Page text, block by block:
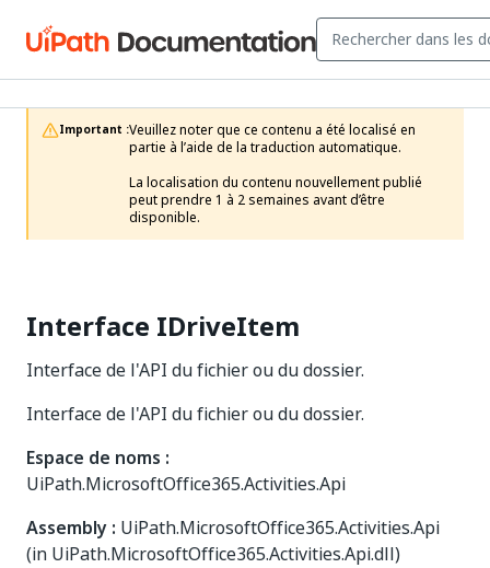
Important :Veuillez noter que ce contenu a été localisé en
partie à l’aide de la traduction automatique.
La localisation du contenu nouvellement publié
peut prendre 1 à 2 semaines avant d’être
disponible.
Interface IDriveItem
Interface de l'API du fichier ou du dossier.
Interface de l'API du fichier ou du dossier.
Espace de noms :
UiPath.MicrosoftOffice365.Activities.Api
Assembly : UiPath.MicrosoftOffice365.Activities.Api
(in UiPath.MicrosoftOffice365.Activities.Api.dll)